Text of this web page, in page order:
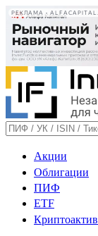
РЕКЛАМА •
Акции
Облигации
ПИФ
ETF